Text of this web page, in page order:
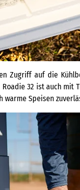
Zugriff auf die
32 ist auch
Speisen